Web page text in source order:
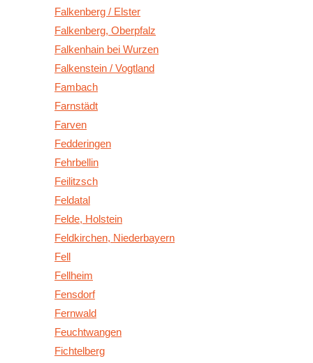
Falkenberg / Elster
Falkenberg, Oberpfalz
Falkenhain bei Wurzen
Falkenstein / Vogtland
Fambach
Farnstädt
Farven
Fedderingen
Fehrbellin
Feilitzsch
Feldatal
Felde, Holstein
Feldkirchen, Niederbayern
Fell
Fellheim
Fensdorf
Fernwald
Feuchtwangen
Fichtelberg